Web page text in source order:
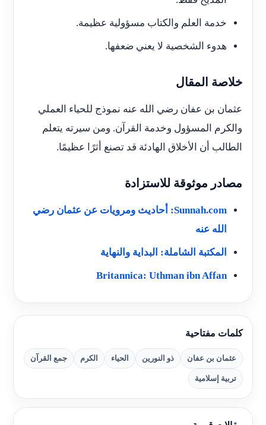
خدمة العلم والكتاب مسؤولية عظيمة.
هدوء الشخصية لا يعني ضعفها.
خلاصة المقال
عثمان بن عفان رضي الله عنه نموذج للحياء العملي
والكرم المسؤول وخدمة القرآن. ومن سيرته يتعلم
الطالب أن الأخلاق الهادئة قد تصنع أثرًا عظيمًا.
مصادر موثوقة للاستزادة
Sunnah.com: أحاديث ومرويات عن عثمان رضي
الله عنه
المكتبة الشاملة: البداية والنهاية
Britannica: Uthman ibn Affan
كلمات مفتاحية
عثمان بن عفان ذو النورين الحياء الكرم جمع القرآن
تربية إسلامية